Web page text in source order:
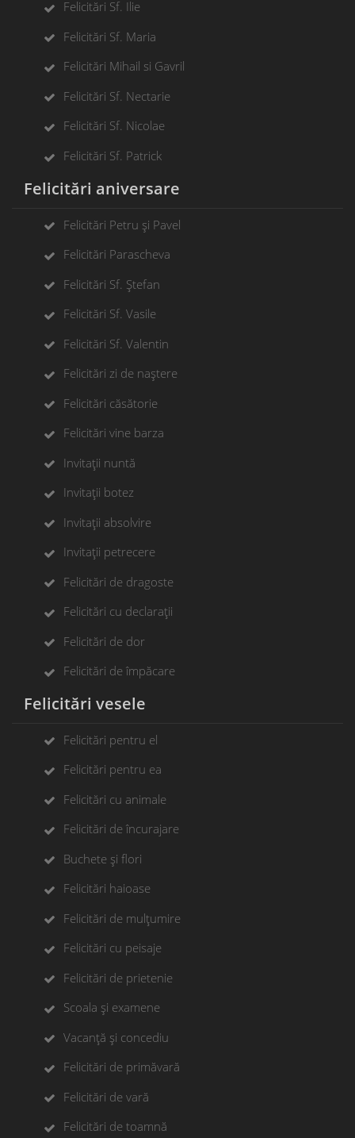
Felicitări Sf. Ilie
Felicitări Sf. Maria
Felicitări Mihail si Gavril
Felicitări Sf. Nectarie
Felicitări Sf. Nicolae
Felicitări Sf. Patrick
Felicitări aniversare
Felicitări Petru și Pavel
Felicitări Parascheva
Felicitări Sf. Ștefan
Felicitări Sf. Vasile
Felicitări Sf. Valentin
Felicitări zi de naștere
Felicitări căsătorie
Felicitări vine barza
Invitații nuntă
Invitații botez
Invitații absolvire
Invitații petrecere
Felicitări de dragoste
Felicitări cu declarații
Felicitări de dor
Felicitări de împăcare
Felicitări vesele
Felicitări pentru el
Felicitări pentru ea
Felicitări cu animale
Felicitări de încurajare
Buchete și flori
Felicitări haioase
Felicitări de mulțumire
Felicitări cu peisaje
Felicitări de prietenie
Scoala și examene
Vacanță și concediu
Felicitări de primăvară
Felicitări de vară
Felicitări de toamnă